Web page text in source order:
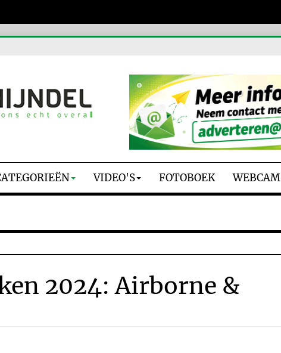
VIDEO'S FOTOBOEK WEBCAM
2024: Airborne &